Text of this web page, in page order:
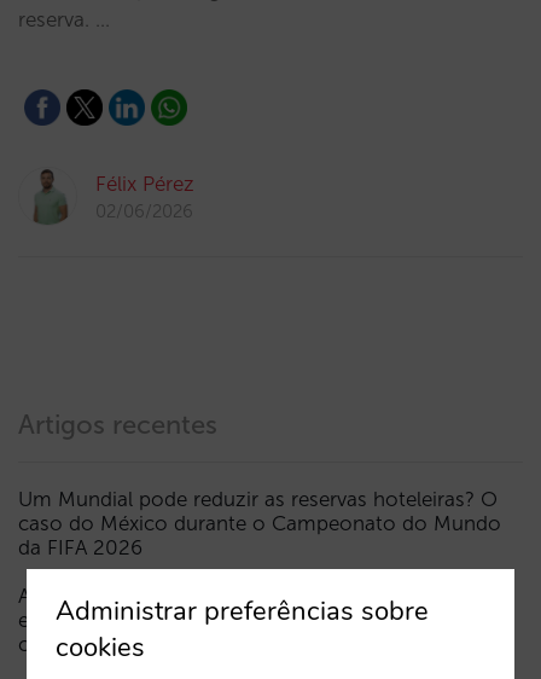
reserva. …
Félix Pérez
02/06/2026
Artigos recentes
Um Mundial pode reduzir as reservas hoteleiras? O
caso do México durante o Campeonato do Mundo
da FIFA 2026
A Sarai incorpora o multi-room: reservas complexas
e procura de elevado valor, agora também em
conversação
Administrar preferências sobre
cookies